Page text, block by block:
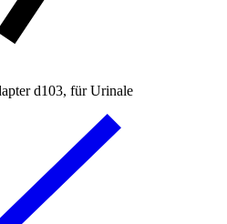
d103, für Urinale